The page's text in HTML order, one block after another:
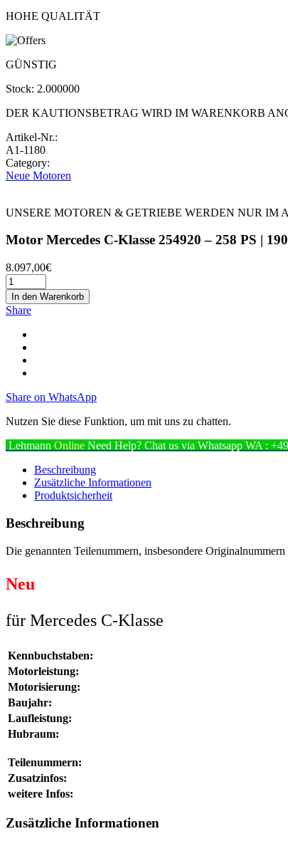
HOHE QUALITÄT
GÜNSTIG
Stock: 2.000000
DER KAUTIONSBETRAG WIRD IM WARENKORB
Artikel-Nr.:
A1-1180
Category:
Neue Motoren
UNSERE MOTOREN & GETRIEBE WERDEN NUR IM
Motor Mercedes C-Klasse 254920 – 258 PS |
8.097,00€
In den Warenkorb
Share
Share on WhatsApp
Nutzen Sie diese Funktion, um mit uns zu chatten.
Lehmann Online Need Help? Chat us via Whatsapp WA :
Beschreibung
Zusätzliche Informationen
Produktsicherheit
Beschreibung
Die genannten Teilenummern, insbesondere
Neu
für Mercedes C-Klasse
Kennbuchstaben:
Motorleistung:
Motorisierung:
Baujahr:
Laufleistung:
Hubraum:
Teilenummern:
Zusatzinfos:
weitere Infos:
Zusätzliche Informationen